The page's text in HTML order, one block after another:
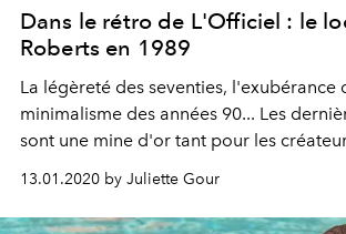
Dans le rétro de L'Officiel : le
Roberts en 1989
La légèreté des seventies, l'exubérance
minimalisme des années 90... Les
sont une mine d'or tant pour les
le look iconique que portait Julia
13.01.2020 by Juliette Gour